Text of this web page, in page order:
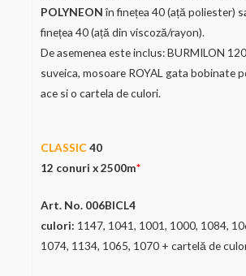
POLYNEONîn finețea 40 (ață poliester)
finețea 40 (ață din viscoză/rayon).
De asemenea este inclus: BURMILON
suveica, mosoare ROYAL gata bobinate
ace si o cartela de culori.
CLASSIC 40
12 conuri x 2500m*
Art. No. 006BICL4
culori: 1147, 1041, 1001, 1000, 1084,
1074, 1134, 1065, 1070 + cartelă de